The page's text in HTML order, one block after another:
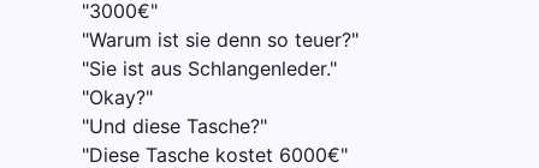
"3000€"
"Warum ist sie denn so teuer?"
"Sie ist aus Schlangenleder."
"Okay?"
"Und diese Tasche?"
"Diese Tasche kostet 6000€"